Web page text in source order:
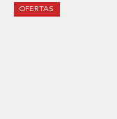
OFERTAS